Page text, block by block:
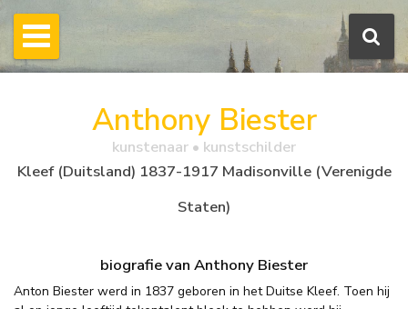
Anthony Biester
kunstenaar • kunstschilder
Kleef (Duitsland) 1837-1917 Madisonville (Verenigde
Staten)
biografie van Anthony Biester
Anton Biester werd in 1837 geboren in het Duitse Kleef. Toen hij